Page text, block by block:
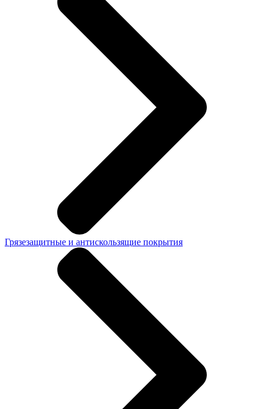
Грязезащитные и антискользящие покрытия